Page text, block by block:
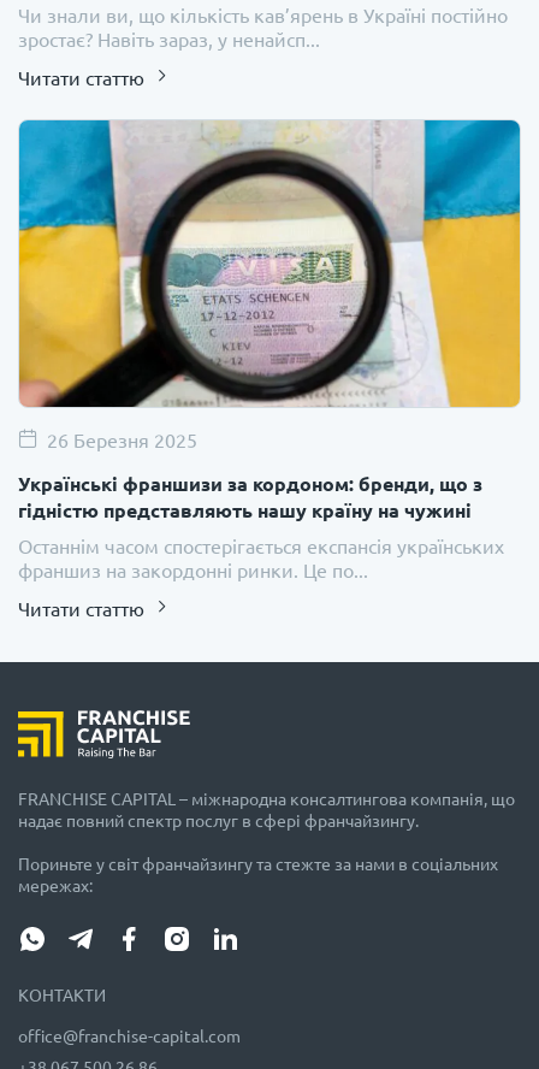
Чи знали ви, що кількість кав’ярень в Україні постійно
зростає? Навіть зараз, у ненайсп...
Читати статтю
26 Березня 2025
Українські франшизи за кордоном: бренди, що з
гідністю представляють нашу країну на чужині
Останнім часом спостерігається експансія українських
франшиз на закордонні ринки. Це по...
Читати статтю
FRANCHISE CAPITAL – міжнародна консалтингова компанія, що
надає повний спектр послуг в сфері франчайзингу.
Пориньте у світ франчайзингу та стежте за нами в соціальних
мережах:
КОНТАКТИ
office@franchise-capital.com